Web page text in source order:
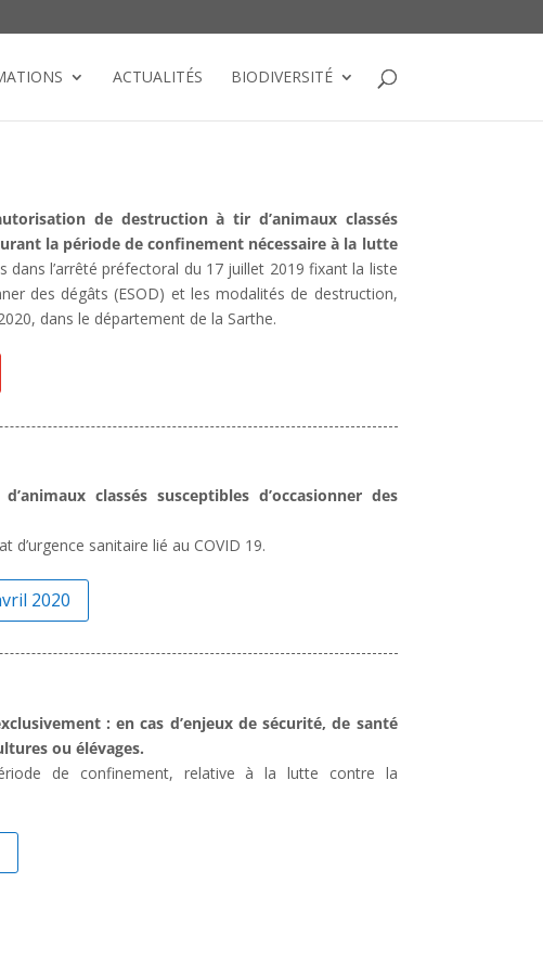
ACTUALITÉS BIODIVERSITÉ
de destruction à tir d’animaux classés
la période de confinement nécessaire à la lutte
dans l’arrêté préfectoral du 17 juillet 2019 fixant la liste
des dégâts (ESOD) et les modalités de destruction,
dans le département de la Sarthe.
classés susceptibles d’occasionner des
d’urgence sanitaire lié au COVID 19.
2020
: en cas d’enjeux de sécurité, de santé
ou élévages.
de confinement, relative à la lutte contre la